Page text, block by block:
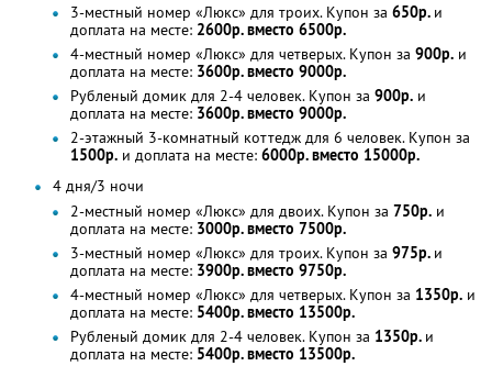
3-местный номер «Люкс» для троих. Купон за 650р. и
доплата на месте: 2600р. вместо 6500р.
4-местный номер «Люкс» для четверых. Купон за 900р. и
доплата на месте: 3600р. вместо 9000р.
Рубленый домик для 2-4 человек. Купон за 900р. и
доплата на месте: 3600р. вместо 9000р.
2-этажный 3-комнатный коттедж для 6 человек. Купон за
1500р. и доплата на месте: 6000р. вместо 15000р.
4 дня/3 ночи
2-местный номер «Люкс» для двоих. Купон за 750р. и
доплата на месте: 3000р. вместо 7500р.
3-местный номер «Люкс» для троих. Купон за 975р. и
доплата на месте: 3900р. вместо 9750р.
4-местный номер «Люкс» для четверых. Купон за 1350р. и
доплата на месте: 5400р. вместо 13500р.
Рубленый домик для 2-4 человек. Купон за 1350р. и
доплата на месте: 5400р. вместо 13500р.